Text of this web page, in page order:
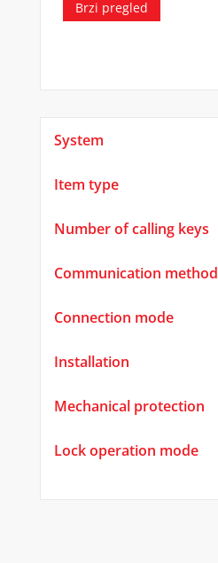
Brzi pregled
System
Item type
Number of calling keys
Communication method
Connection mode
Installation
Mechanical protection
Lock operation mode